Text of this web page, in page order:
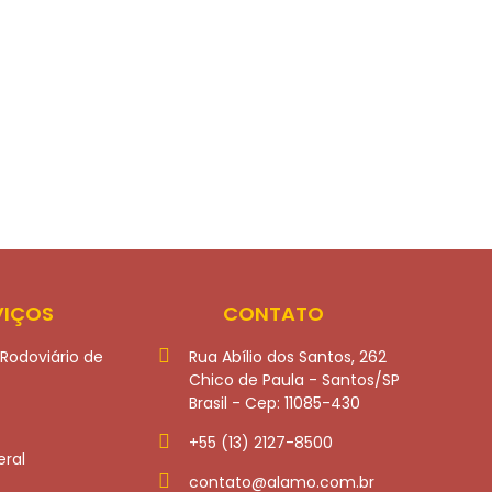
de
CONTATO
Rua Abílio dos Santos, 262
Chico de Paula - Santos/SP
Brasil - Cep: 11085-430
+55 (13) 2127-8500
contato@alamo.com.br